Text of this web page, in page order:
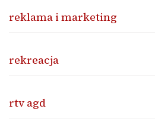
reklama i marketing
rekreacja
rtv agd